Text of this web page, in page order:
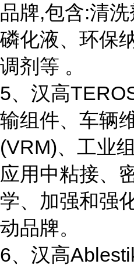
品牌,包含:清洗
磷化液、环保
调剂等 。
5、汉高
输组件、车辆
(VRM)、工业
应用中粘接、
学、加强和强
动品牌。
6、汉高